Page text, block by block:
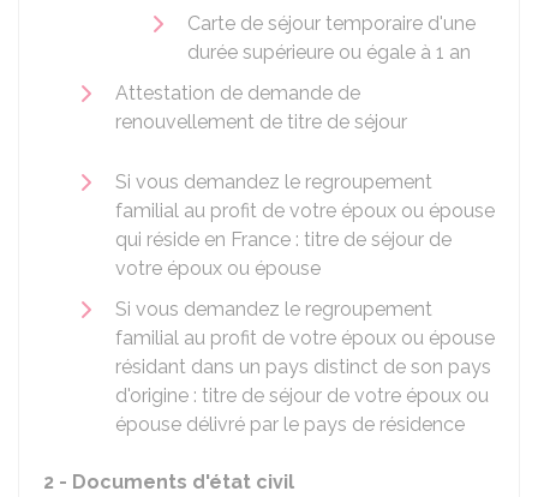
Carte de séjour temporaire d'une
durée supérieure ou égale à 1 an
Attestation de demande de
renouvellement de titre de séjour
Si vous demandez le regroupement
familial au profit de votre époux ou épouse
qui réside en France : titre de séjour de
votre époux ou épouse
Si vous demandez le regroupement
familial au profit de votre époux ou épouse
résidant dans un pays distinct de son pays
d'origine : titre de séjour de votre époux ou
épouse délivré par le pays de résidence
2 - Documents d'état civil